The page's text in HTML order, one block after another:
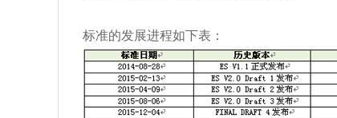
标准的发展进程如下表：